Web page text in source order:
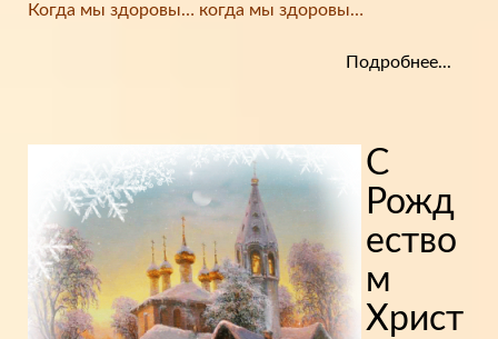
Когда мы здоровы… когда мы здоровы…
Подробнее...
С
Рожд
ество
м
Христ